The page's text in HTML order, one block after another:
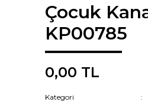
Çocuk
KP00785
0,00 TL
Kategori